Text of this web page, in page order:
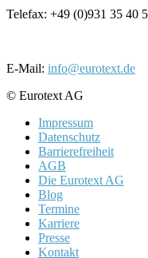
Telefax: +49 (0)931 35 40
E-Mail: info@eurotext.de
© Eurotext AG
Impressum
Datenschutz
Barrierefreiheit
AGB
Die Eurotext AG
Blog
Termine
Karriere
Presse
Kontakt